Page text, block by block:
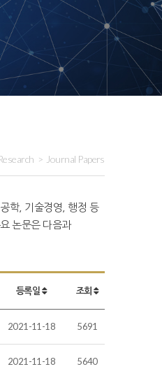
Journal Papers
학, 기술경영, 행정 등
논문은 다음과
등록일 조회
2021-11-18 5691
2021-11-18 5640